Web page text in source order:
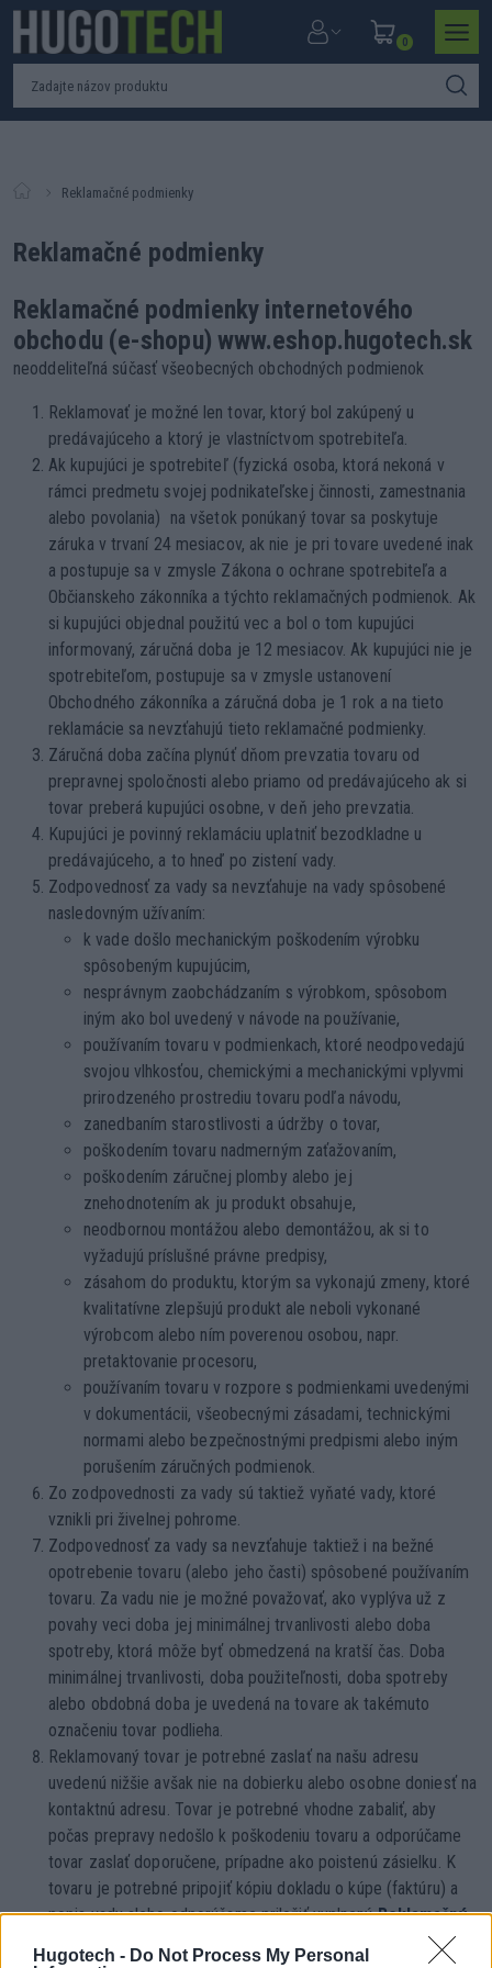
Hugotech - Do Not Process My Personal
0
Reklamačné podmienky
Reklamačné podmienky
Reklamačné podmienky internetového
obchodu (e-shopu) www.eshop.hugotech.sk
neoddeliteľná súčasť všeobecných obchodných podmienok
Reklamovať je možné len tovar, ktorý bol zakúpený u
predávajúceho a ktorý je vlastníctvom spotrebiteľa.
Ak kupujúci je spotrebiteľ (fyzická osoba, ktorá nekoná v
rámci predmetu svojej podnikateľskej činnosti, zamestnania
alebo povolania) na všetok ponúkaný tovar sa poskytuje
záruka v trvaní 24 mesiacov, ak nie je pri tovare uvedené inak
a postupuje sa v zmysle Zákona o ochrane spotrebiteľa a
Občianskeho zákonníka a týchto reklamačných podmienok. Ak
si kupujúci objednal použitú vec a bol o tom kupujúci
informovaný, záručná doba je 12 mesiacov. Ak kupujúci nie je
spotrebiteľom, postupuje sa v zmysle ustanovení
Obchodného zákonníka a záručná doba je 1 rok a na tieto
reklamácie sa nevzťahujú tieto reklamačné podmienky.
Záručná doba začína plynúť dňom prevzatia tovaru od
prepravnej spoločnosti alebo priamo od predávajúceho ak si
tovar preberá kupujúci osobne, v deň jeho prevzatia.
Kupujúci je povinný reklamáciu uplatniť bezodkladne u
predávajúceho, a to hneď po zistení vady.
Zodpovednosť za vady sa nevzťahuje na vady spôsobené
nasledovným užívaním:
k vade došlo mechanickým poškodením výrobku
spôsobeným kupujúcim,
nesprávnym zaobchádzaním s výrobkom, spôsobom
iným ako bol uvedený v návode na používanie,
používaním tovaru v podmienkach, ktoré neodpovedajú
svojou vlhkosťou, chemickými a mechanickými vplyvmi
prirodzeného prostrediu tovaru podľa návodu,
zanedbaním starostlivosti a údržby o tovar,
poškodením tovaru nadmerným zaťažovaním,
poškodením záručnej plomby alebo jej
znehodnotením ak ju produkt obsahuje,
neodbornou montážou alebo demontážou, ak si to
vyžadujú príslušné právne predpisy,
zásahom do produktu, ktorým sa vykonajú zmeny, ktoré
kvalitatívne zlepšujú produkt ale neboli vykonané
výrobcom alebo ním poverenou osobou, napr.
pretaktovanie procesoru,
používaním tovaru v rozpore s podmienkami uvedenými
v dokumentácii, všeobecnými zásadami, technickými
normami alebo bezpečnostnými predpismi alebo iným
porušením záručných podmienok.
Zo zodpovednosti za vady sú taktiež vyňaté vady, ktoré
vznikli pri živelnej pohrome.
Zodpovednosť za vady sa nevzťahuje taktiež i na bežné
opotrebenie tovaru (alebo jeho časti) spôsobené používaním
tovaru. Za vadu nie je možné považovať, ako vyplýva už z
povahy veci doba jej minimálnej trvanlivosti alebo doba
spotreby, ktorá môže byť obmedzená na kratší čas. Doba
minimálnej trvanlivosti, doba použiteľnosti, doba spotreby
alebo obdobná doba je uvedená na tovare ak takémuto
označeniu tovar podlieha.
Reklamovaný tovar je potrebné zaslať na našu adresu
uvedenú nižšie avšak nie na dobierku alebo osobne doniesť na
kontaktnú adresu. Tovar je potrebné vhodne zabaliť, aby
počas prepravy nedošlo k poškodeniu tovaru a odporúčame
tovar zaslať doporučene, prípadne ako poistenú zásielku. K
tovaru je potrebné pripojiť kópiu dokladu o kúpe (faktúru) a
popis vady alebo odporúčame priložiť vyplnenýReklamačný
spolu s dokladom o kúpe. Reklamáciu odporúčame